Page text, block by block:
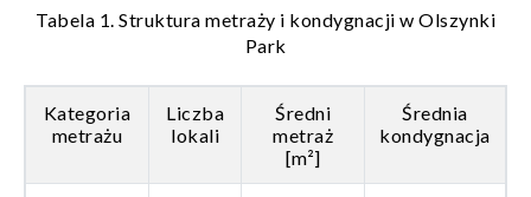
Tabela 1. Struktura metraży i kondygnacji w Olszynki
Park
Kategoria
metrażu
Liczba
lokali
Średni
metraż
[m²]
Średnia
kondygnacja